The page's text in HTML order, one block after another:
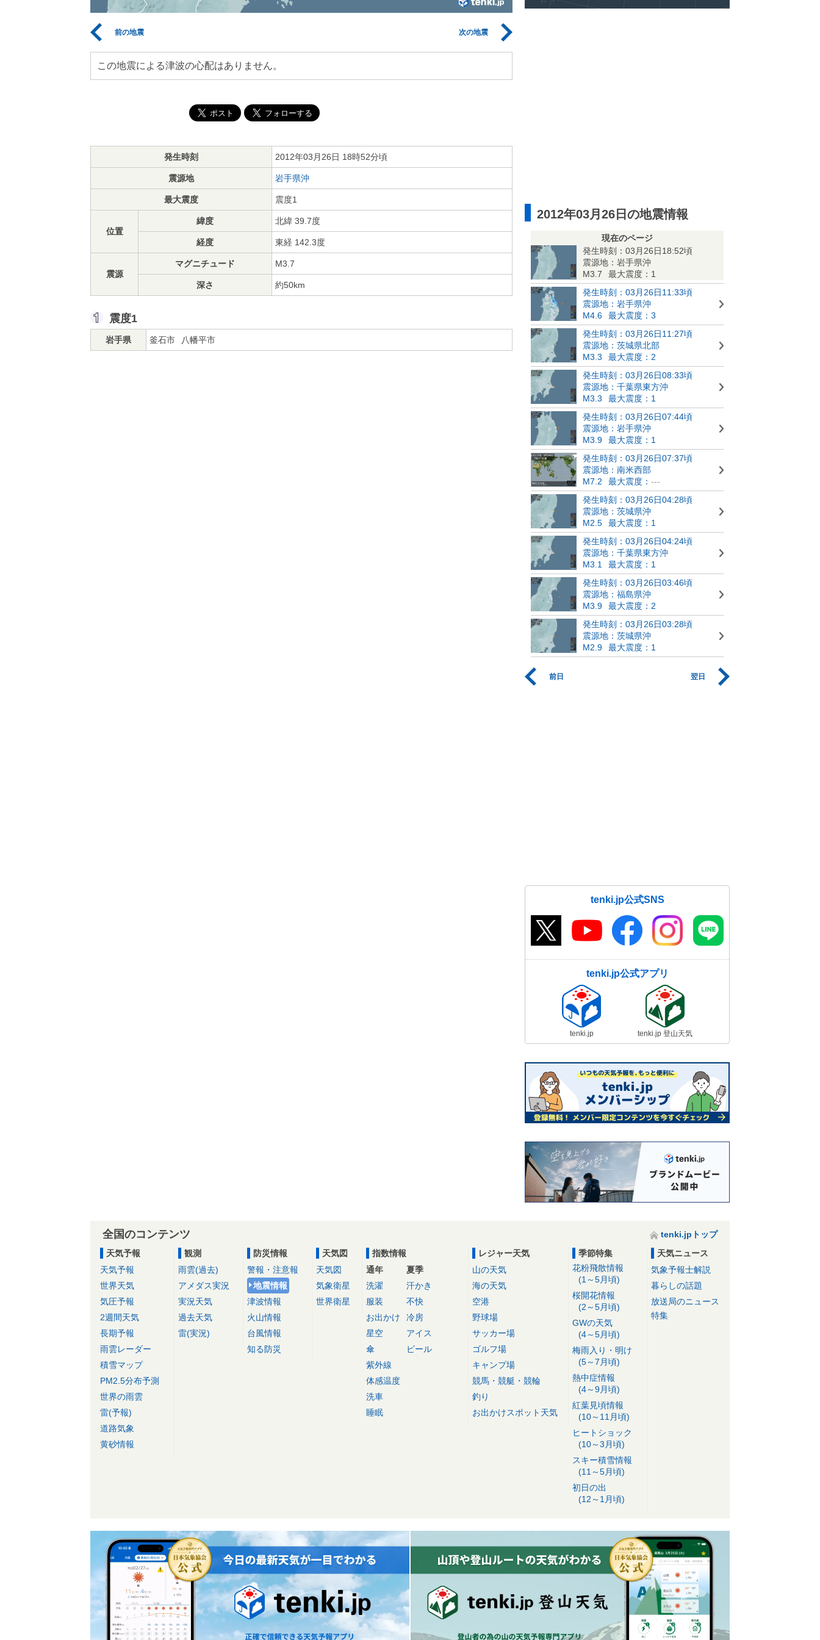
前の地震 次の地震
この地震による津波の心配はありません。
発生時刻 2012年03月26日 18時52分頃
震源地 岩手県沖
最大震度 震度1
位置
緯度 北緯 39.7度
経度 東経 142.3度
震源
マグニチュード M3.7
深さ 約50km
震度1
岩手県 釜石市 八幡平市
2012年03月26日の地震情報
現在のページ
発生時刻：03月26日18:52頃
震源地：岩手県沖
M3.7
最大震度：1
発生時刻：03月26日11:33頃
震源地：岩手県沖
M4.6
最大震度：3
発生時刻：03月26日11:27頃
震源地：茨城県北部
M3.3
最大震度：2
発生時刻：03月26日08:33頃
震源地：千葉県東方沖
M3.3
最大震度：1
発生時刻：03月26日07:44頃
震源地：岩手県沖
M3.9
最大震度：1
発生時刻：03月26日07:37頃
震源地：南米西部
M7.2
最大震度： ---
発生時刻：03月26日04:28頃
震源地：茨城県沖
M2.5
最大震度：1
発生時刻：03月26日04:24頃
震源地：千葉県東方沖
M3.1
最大震度：1
発生時刻：03月26日03:46頃
震源地：福島県沖
M3.9
最大震度：2
発生時刻：03月26日03:28頃
震源地：茨城県沖
M2.9
最大震度：1
前日 翌日
tenki.jp公式SNS
tenki.jp公式アプリ
tenki.jp tenki.jp 登山天気
全国のコンテンツ
tenki.jpトップ
天気予報
天気予報
世界天気
気圧予報
2週間天気
長期予報
雨雲レーダー
積雪マップ
PM2.5分布予測
世界の雨雲
雷(予報)
道路気象
黄砂情報
観測
雨雲(過去)
アメダス実況
実況天気
過去天気
雷(実況)
防災情報
警報・注意報
地震情報
津波情報
火山情報
台風情報
知る防災
天気図
天気図
気象衛星
世界衛星
指数情報
通年
洗濯
服装
お出かけ
星空
傘
紫外線
体感温度
洗車
睡眠
夏季
汗かき
不快
冷房
アイス
ビール
レジャー天気
山の天気
海の天気
空港
野球場
サッカー場
ゴルフ場
キャンプ場
競馬・競艇・競輪
釣り
お出かけスポット天気
季節特集
花粉飛散情報
(1～5月頃)
桜開花情報
(2～5月頃)
GWの天気
(4～5月頃)
梅雨入り・明け
(5～7月頃)
熱中症情報
(4～9月頃)
紅葉見頃情報
(10～11月頃)
ヒートショック
(10～3月頃)
スキー積雪情報
(11～5月頃)
初日の出
(12～1月頃)
天気ニュース
気象予報士解説
暮らしの話題
放送局のニュース
特集